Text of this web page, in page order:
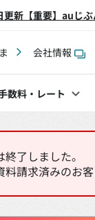
更新【重要】auじ
会社情報
数料・レート
了しました。
請求済みのお